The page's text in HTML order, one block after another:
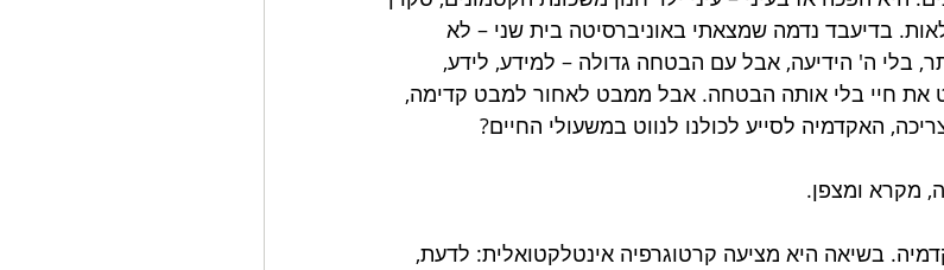
בדיעבד נדמה שמצאתי באוניברסיטה בית שני – לא
בלי ה' הידיעה, אבל עם הבטחה גדולה – למידע, לידע,
את חיי בלי אותה הבטחה. אבל ממבט לאחור למבט קדימה,
האקדמיה לסייע לכולנו לנווט במשעולי החיים?
מקרא ומצפן.
בשיאה היא מציעה קרטוגרפיה אינטלקטואלית: לדעת,